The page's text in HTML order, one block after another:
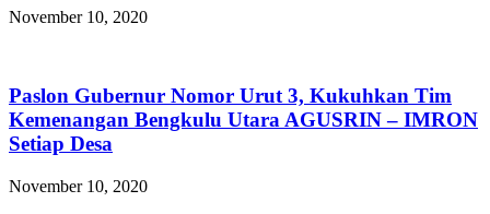
November 10, 2020
Paslon Gubernur Nomor Urut 3, Kukuhkan Tim
Kemenangan Bengkulu Utara AGUSRIN – IMRON
Setiap Desa
November 10, 2020